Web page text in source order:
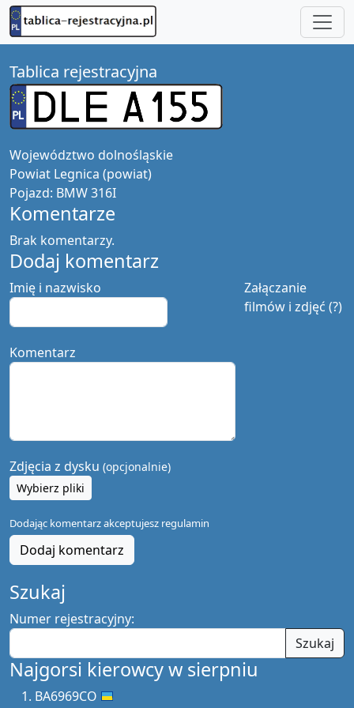
Tablica rejestracyjna
Województwo dolnośląskie
Powiat Legnica (powiat)
Pojazd: BMW 316I
Komentarze
Brak komentarzy.
Dodaj komentarz
Załączanie
filmów i zdjęć (?)
Imię i nazwisko
Komentarz
Zdjęcia z dysku (opcjonalnie)
Wybierz pliki
Dodając komentarz akceptujesz regulamin
Dodaj komentarz
Szukaj
Numer rejestracyjny:
Szukaj
Najgorsi kierowcy w sierpniu
BA6969CO